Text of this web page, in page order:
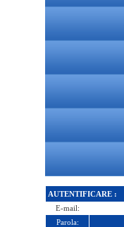
AUTENTIFICARE :
E-mail:
Parola: